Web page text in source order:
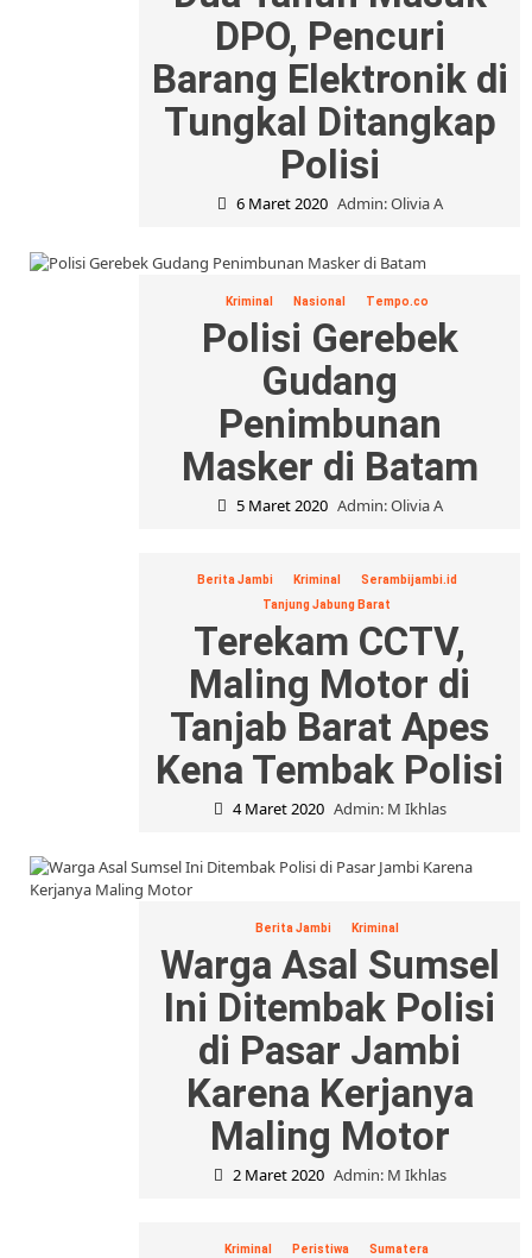
DPO, Pencuri
Barang Elektronik di
Tungkal Ditangkap
Polisi
6 Maret 2020 Admin: Olivia A
Kriminal Nasional Tempo.co
Polisi Gerebek
Gudang
Penimbunan
Masker di Batam
5 Maret 2020 Admin: Olivia A
Berita Jambi Kriminal
Serambijambi.id
Tanjung Jabung Barat
Terekam CCTV,
Maling Motor di
Tanjab Barat Apes
Kena Tembak Polisi
4 Maret 2020 Admin: M Ikhlas
Berita Jambi Kriminal
Warga Asal Sumsel
Ini Ditembak Polisi
di Pasar Jambi
Karena Kerjanya
Maling Motor
2 Maret 2020 Admin: M Ikhlas
Kriminal Peristiwa Sumatera